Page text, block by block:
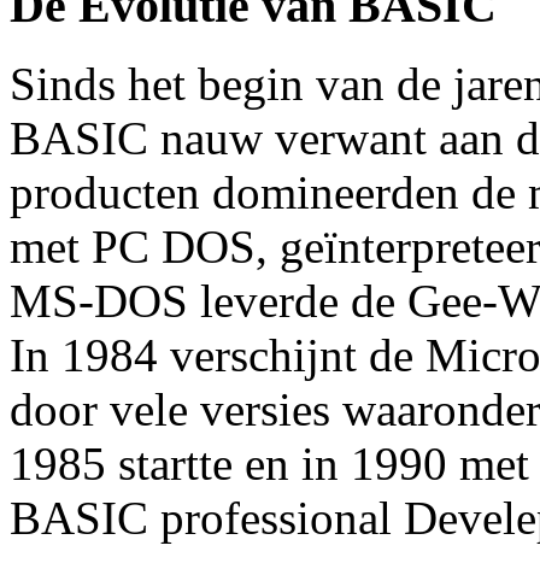
Sinds het begin van de
BASIC nauw verwant aan
producten domineerden
met PC DOS,
MS-DOS leverde de Gee-
In 1984 verschijnt de
door vele versies
1985 startte en in 1990
BASIC professional